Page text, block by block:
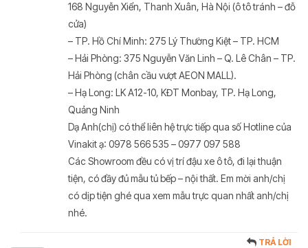
168 Nguyễn Xiển, Thanh Xuân, Hà Nội (ô tô tránh – đỗ
cửa)
– TP. Hồ Chí Minh: 275 Lý Thường Kiệt – TP. HCM
– Hải Phòng: 375 Nguyễn Văn Linh – Q. Lê Chân – TP.
Hải Phòng (chân cầu vượt AEON MALL).
– Hạ Long: LK A12-10, KĐT Monbay, TP. Hạ Long,
Quảng Ninh
Dạ Anh(chị) có thể liên hệ trực tiếp qua số Hotline của
Vinakit ạ: 0978 566 535 – 0977 097 588
Các Showroom đều có vị trí đậu xe ô tô, đi lại thuận
tiện, có đầy đủ mẫu tủ bếp – nội thất. Em mời anh/chị
có dịp tiện ghé qua xem mẫu trực quan nhất anh/chị
nhé.
TRẢ LỜI